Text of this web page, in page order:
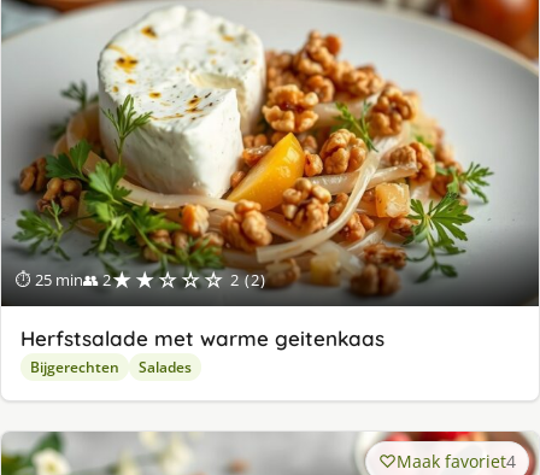
⏱ 25 min👥 2★★☆☆☆ 2 (2)
Herfstsalade met warme geitenkaas
Bijgerechten Salades
Maak favoriet4